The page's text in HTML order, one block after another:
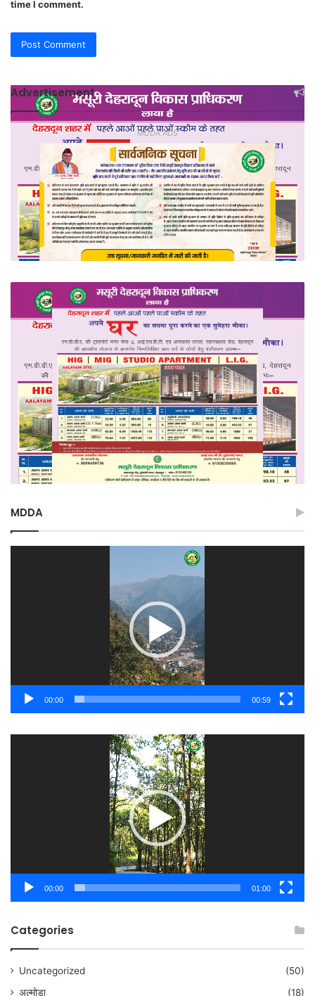
time I comment.
Advertisement
MDDA ADS
MDDA
00:00 00:59
00:00 01:00
Categories
Uncategorized
(50)
अल्मोड़ा
(18)